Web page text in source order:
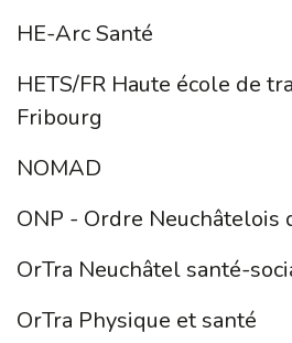
HE-Arc Santé
HETS/FR Haute école de
Fribourg
NOMAD
ONP - Ordre Neuchâtelois
OrTra Neuchâtel santé-
OrTra Physique et santé